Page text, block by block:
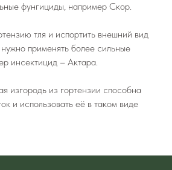
фунгициды, например Скор.
тля и испортить внешний вид
применять более сильные
инсектицид – Актара.
изгородь из гортензии способна
и использовать её в таком виде